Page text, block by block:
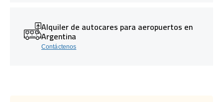
Alquiler de autocares para aeropuertos en
Argentina
Contáctenos